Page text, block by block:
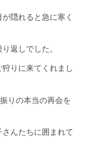
隠れると急に寒く
返しでした。
りに来てくれまし
りの本当の再会を
んたちに囲まれて